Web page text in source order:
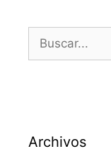
Archivos